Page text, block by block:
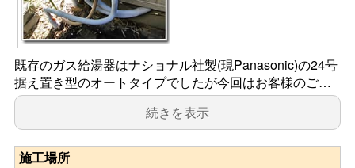
既存のガス給湯器はナショナル社製(現Panasonic)の24号
据え置き型のオートタイプでしたが今回はお客様のご…
続きを表示
施工場所